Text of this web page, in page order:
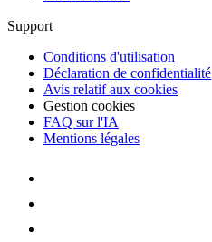
Support
Conditions d'utilisation
Déclaration de confidentialité
Avis relatif aux cookies
Gestion cookies
FAQ sur l'IA
Mentions légales